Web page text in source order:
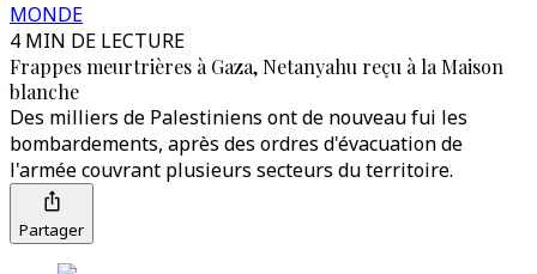
MONDE
4 MIN DE LECTURE
Frappes meurtrières à Gaza, Netanyahu reçu à la Maison
blanche
Des milliers de Palestiniens ont de nouveau fui les
bombardements, après des ordres d'évacuation de
l'armée couvrant plusieurs secteurs du territoire.
Partager